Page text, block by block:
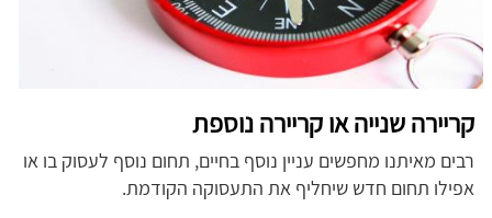
קריירה שנייה או קריירה נוספת
רבים מאיתנו מחפשים עניין נוסף בחיים, תחום נוסף לעסוק בו או
אפילו תחום חדש שיחליף את התעסוקה הקודמת.